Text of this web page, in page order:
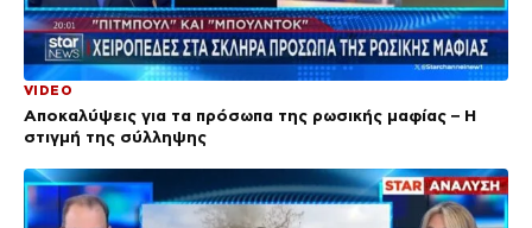
VIDEO
Αποκαλύψεις για τα πρόσωπα της ρωσικής μαφίας – Η
στιγμή της σύλληψης